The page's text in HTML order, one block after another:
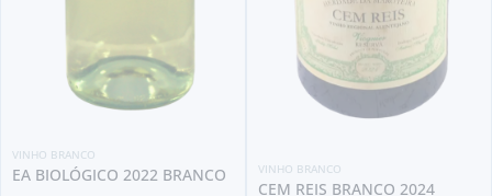
VINHO BRANCO